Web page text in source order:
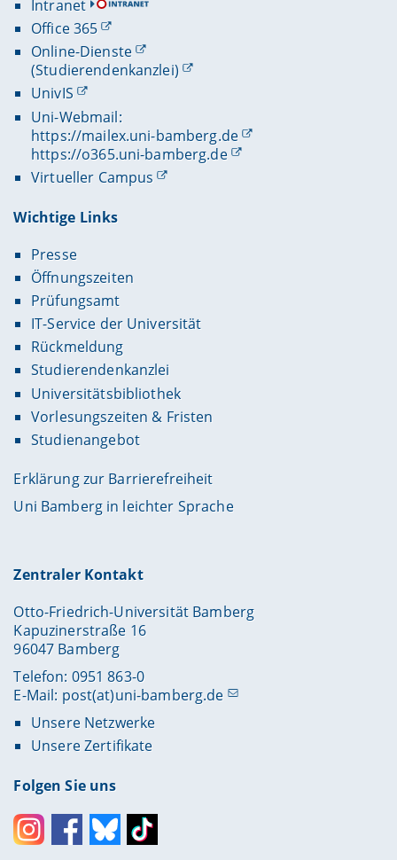
Intranet
Office 365
Online-Dienste
(Studierendenkanzlei)
UnivIS
Uni-Webmail:
https://mailex.uni-bamberg.de
https://o365.uni-bamberg.de
Virtueller Campus
Wichtige Links
Presse
Öffnungszeiten
Prüfungsamt
IT-Service der Universität
Rückmeldung
Studierendenkanzlei
Universitätsbibliothek
Vorlesungszeiten & Fristen
Studienangebot
Erklärung zur Barrierefreiheit
Uni Bamberg in leichter Sprache
Zentraler Kontakt
Otto-Friedrich-Universität Bamberg
Kapuzinerstraße 16
96047 Bamberg
Telefon: 0951 863-0
E-Mail: post(at)uni-bamberg.de
Unsere Netzwerke
Unsere Zertifikate
Folgen Sie uns